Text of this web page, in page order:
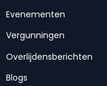
Evenementen
Vergunningen
Overlijdensberichten
Blogs